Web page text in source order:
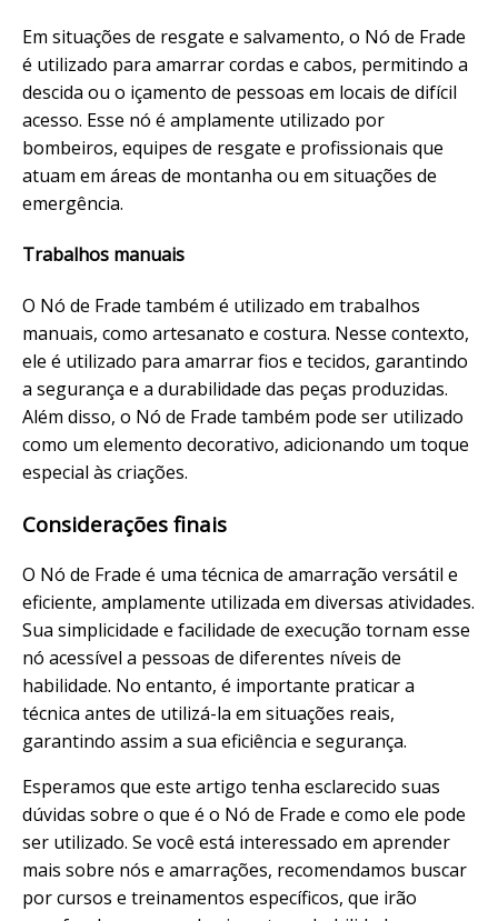
Em situações de resgate e salvamento, o Nó de Frade
é utilizado para amarrar cordas e cabos, permitindo a
descida ou o içamento de pessoas em locais de difícil
acesso. Esse nó é amplamente utilizado por
bombeiros, equipes de resgate e profissionais que
atuam em áreas de montanha ou em situações de
emergência.
Trabalhos manuais
O Nó de Frade também é utilizado em trabalhos
manuais, como artesanato e costura. Nesse contexto,
ele é utilizado para amarrar fios e tecidos, garantindo
a segurança e a durabilidade das peças produzidas.
Além disso, o Nó de Frade também pode ser utilizado
como um elemento decorativo, adicionando um toque
especial às criações.
Considerações finais
O Nó de Frade é uma técnica de amarração versátil e
eficiente, amplamente utilizada em diversas atividades.
Sua simplicidade e facilidade de execução tornam esse
nó acessível a pessoas de diferentes níveis de
habilidade. No entanto, é importante praticar a
técnica antes de utilizá-la em situações reais,
garantindo assim a sua eficiência e segurança.
Esperamos que este artigo tenha esclarecido suas
dúvidas sobre o que é o Nó de Frade e como ele pode
ser utilizado. Se você está interessado em aprender
mais sobre nós e amarrações, recomendamos buscar
por cursos e treinamentos específicos, que irão